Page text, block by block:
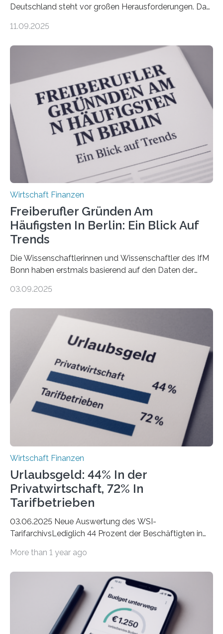
Deutschland steht vor großen Herausforderungen. Das
Dr. Matthias Beenken und Prof. Dr. Lukas Linnenbrink
Bundesverbands Deutscher Versicherungskaufleute e.V.
durchgeführt haben. Die Studie basiert auf den
Antworten von 1.440 selbstständigen
Versicherungsvertreter*innen und -makler*innen. Ein
Ergebnis: Deutlich mehr als die Hälfte der Befragten ist
über 50 Jahre alt und wird in den nächsten Jahren eine
Nachfolgeregelung benötigen. Aber nur ein Drittel hat
bereits Regelungen…
11.09.2025
Wirtschaft Finanzen
Freiberufler Gründen Am
Häufigsten In Berlin: Ein Blick Auf
Trends
Die Wissenschaftlerinnen und Wissenschaftler des IfM
Bonn haben erstmals basierend auf den Daten der
Landkreise mit den meisten Gründungen von
ist demnach Berlin. Betrachtet man nur die Gründungen
der Freiberuflerinnen, so liegt Leipzig an der Spitze. In
Berlin starteten in 2024 die meisten Personen in eine
eigene freiberufliche Existenz, dahinter folgten die
Städte Hamburg, München und Köln. Betrachtet man
hingegen die Existenzgründungsintensität – die Anzahl
der freiberuflichen Gründungen je…
03.09.2025
Wirtschaft Finanzen
Urlaubsgeld: 44% In der
Privatwirtschaft, 72% In
Tarifbetrieben
03.06.2025 Neue Auswertung des WSI-
TarifarchivsLediglich 44 Prozent der Beschäftigten in
tarifgebundenen Betrieben ist der Anteil mit 72 Prozent
Unterkünfte fast überall deutlich teurer geworden. Für
viele Beschäftigte ist deshalb das zumeist im Juni oder
Juli ausgezahlte Urlaubsgeld ein wichtiger Faktor, um
sich den wohlverdienten Jahresurlaub leisten zu
können. Allerdings erhält mit 44 Prozent noch nicht
More than 1 year ago